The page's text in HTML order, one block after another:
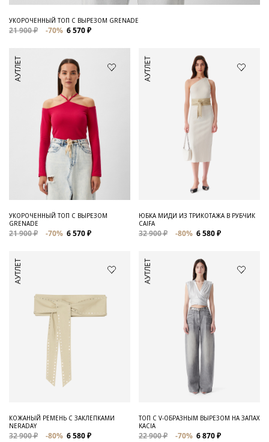
УКОРОЧЕННЫЙ ТОП С ВЫРЕЗОМ GRENADE
21 900 ₽ -70% 6 570 ₽
АУТЛЕТ
УКОРОЧЕННЫЙ ТОП С ВЫРЕЗОМ
GRENADE
21 900 ₽ -70% 6 570 ₽
АУТЛЕТ
ЮБКА МИДИ ИЗ ТРИКОТАЖА В РУБЧИК
CAIFA
32 900 ₽ -80% 6 580 ₽
АУТЛЕТ
КОЖАНЫЙ РЕМЕНЬ С ЗАКЛЕПКАМИ
NERADAY
32 900 ₽ -80% 6 580 ₽
АУТЛЕТ
ТОП С V-ОБРАЗНЫМ ВЫРЕЗОМ НА ЗАПАХ
KACIA
22 900 ₽ -70% 6 870 ₽